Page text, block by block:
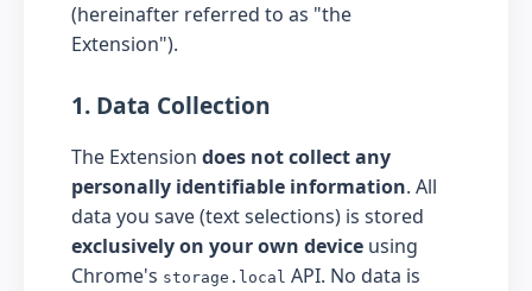
(hereinafter referred to as "the
Extension").
1. Data Collection
The Extension does not collect any
personally identifiable information. All
data you save (text selections) is stored
exclusively on your own device using
Chrome's storage.local API. No data is